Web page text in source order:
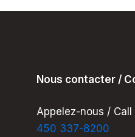
disponible
pour
Nous contacter /
Appelez-nous / Call
450 337-8200